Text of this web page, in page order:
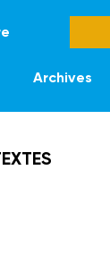
Archives